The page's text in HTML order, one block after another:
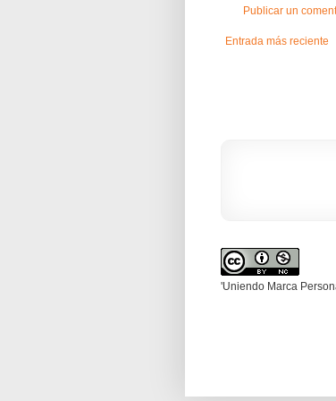
Publicar un
Entrada más reciente
'Uniendo Marca